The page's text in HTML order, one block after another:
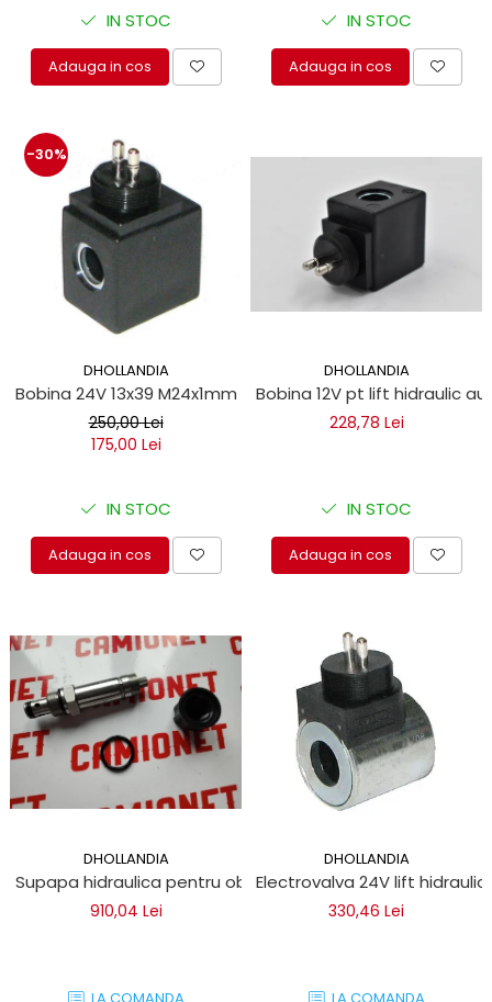
IN STOC
Adauga in cos
IN STOC
Adauga in cos
-30%
DHOLLANDIA
Bobina 24V 13x39 M24x1mm lift hidraulic
250,00 Lei
175,00 Lei
IN STOC
Adauga in cos
DHOLLANDIA
Bobina 12V pt lift hidraulic
228,78 Lei
IN STOC
Adauga in cos
DHOLLANDIA
Supapa hidraulica pentru oblon hidraulic autoutilitare
910,04 Lei
DHOLLANDIA
Electrovalva 24V lift hidraulic
330,46 Lei